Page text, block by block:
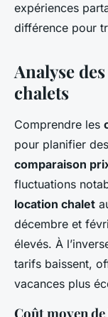
expériences
différence pour
Analyse
chalets
Comprendre les
pour planifier des
comparaison
fluctuations
location chalet
décembre et
élevés. À
tarifs baissent,
vacances plus
Coût moyen